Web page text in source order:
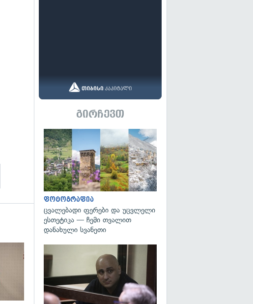
გადახედვა
გირჩევთ
ფოტოგრაფია
ცვალებადი ფერები და უცვლელი
ესთეტიკა — ჩემი თვალით
დანახული სვანეთი